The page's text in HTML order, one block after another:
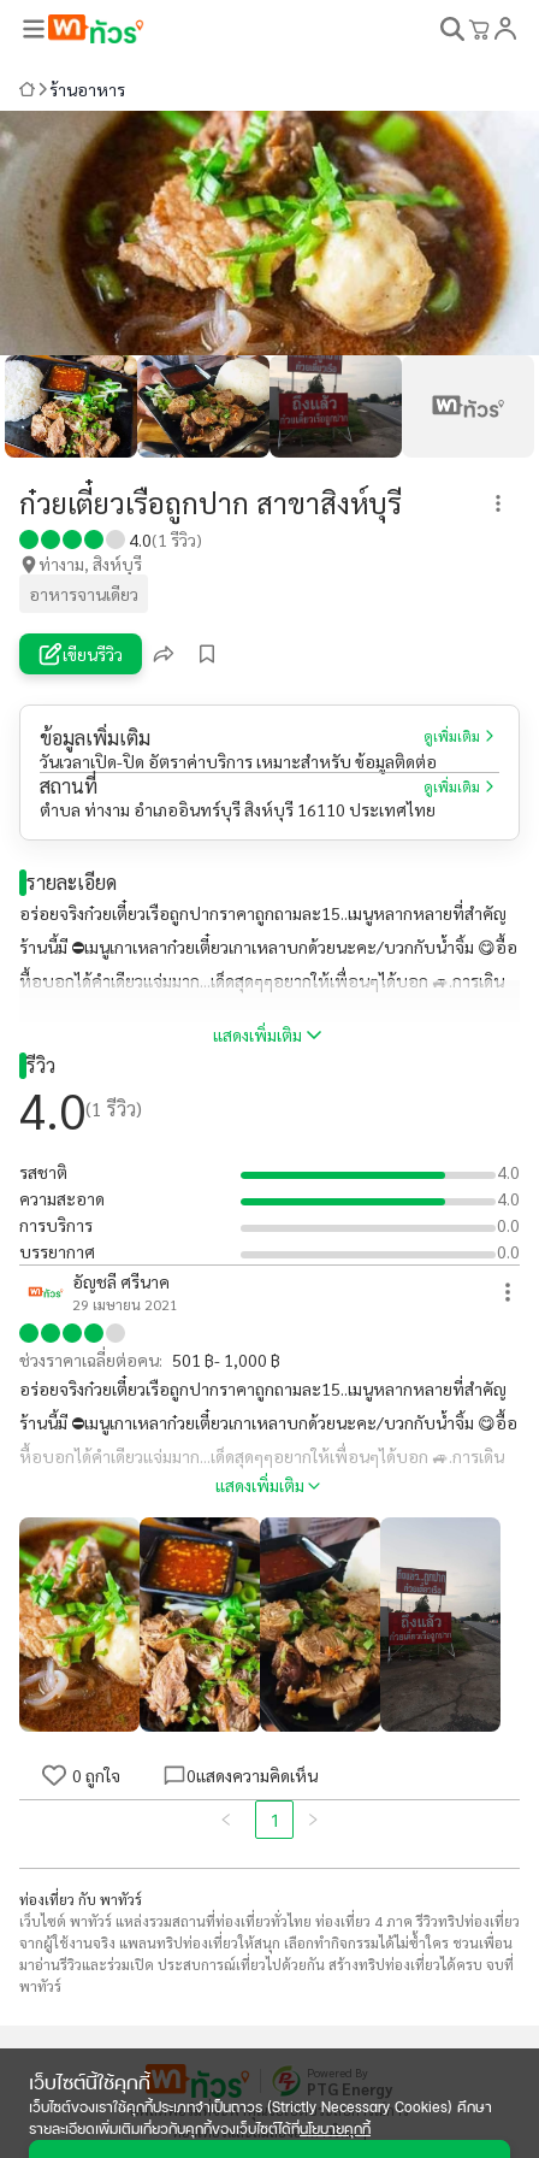
เว็บไซต์นี้ใช้คุกกี้
เว็บไซต์ของเราใช้คุกกี้ประเภทจำเป็นถาวร (Strictly Necessary Cookies) ศึกษา
รายละเอียดเพิ่มเติมเกี่ยวกับคุกกี้ของเว็บไซต์ได้ที่นโยบายคุกกี้
ร้านอาหาร
ก๋วยเตี๋ยวเรือถูกปาก สาขาสิงห์บุรี
4.0(1 รีวิว)
ท่างาม, สิงห์บุรี
อาหารจานเดียว
เขียนรีวิว
ข้อมูลเพิ่มเติม ดูเพิ่มเติม
วันเวลาเปิด-ปิด อัตราค่าบริการ เหมาะสำหรับ ข้อมูลติดต่อ
สถานที่ ดูเพิ่มเติม
ตำบล ท่างาม อำเภออินทร์บุรี สิงห์บุรี 16110 ประเทศไทย
รายละเอียด
อร่อยจริงก๋วยเตี๋ยวเรือถูกปากราคาถูกถามละ15..เมนูหลากหลายที่สำคัญ
ร้านนี้มี ⛔เมนูเกาเหลาก๋วยเตี๋ยวเกาเหลาบกด้วยนะคะ/บวกกับน้ำจิ้ม 😋อื้อ
หื้อบอกได้คำเดียวแจ่มมาก...เด็ดสุดๆๆอยากให้เพื่อนๆได้บอก 🚙.การเดิน
อินทร์บุรี800เมตร...เลยปั้มปตทสะอึก50เมตรจะเจอวัดกำแพงนั่นแหละจ้า
าสความอร่อยรออยู่🥣🥣🥣🥣🍵🍵
แสดงเพิ่มเติม
รีวิว
4.0(1 รีวิว)
รสชาติ
4.0
ความสะอาด
4.0
การบริการ
0.0
บรรยากาศ
0.0
อัญชลี ศรีนาค
29 เมษายน 2021
ช่วงราคาเฉลี่ยต่อคน: 501 ฿- 1,000 ฿
อร่อยจริงก๋วยเตี๋ยวเรือถูกปากราคาถูกถามละ15..เมนูหลากหลายที่สำคัญ
ร้านนี้มี ⛔เมนูเกาเหลาก๋วยเตี๋ยวเกาเหลาบกด้วยนะคะ/บวกกับน้ำจิ้ม 😋อื้อ
หื้อบอกได้คำเดียวแจ่มมาก...เด็ดสุดๆๆอยากให้เพื่อนๆได้บอก 🚙.การเดิน
ทางง่ายมากๆๆติดถนนสาย เอซียฝั่งเหนือห่างจากแยก
อินทร์บุรี800เมตร...เลยปั้มปตทสะอึก50เมตรจะเจอวัดกำแพงนั่นแหละจ้า
าสความอร่อยรออยู่🥣🥣🥣🥣🍵🍵
แสดงเพิ่มเติม
0 ถูกใจ 0แสดงความคิดเห็น
1
ท่องเที่ยว กับ พาทัวร์
เว็บไซต์ พาทัวร์ แหล่งรวมสถานที่ท่องเที่ยวทั่วไทย ท่องเที่ยว 4 ภาค รีวิวทริปท่องเที่ยว
จากผู้ใช้งานจริง แพลนทริปท่องเที่ยวให้สนุก เลือกทำกิจกรรมได้ไม่ซ้ำใคร ชวนเพื่อน
มาอ่านรีวิวและร่วมเปิด ประสบการณ์เที่ยวไปด้วยกัน สร้างทริปท่องเที่ยวได้ครบ จบที่
พาทัวร์
Powered By
PTG Energy
แพลตฟอร์มที่จะพาคุณไปเปิดประสบการณ์การ
ท่องเที่ยวและลิ้มลองอาหารใหม่ๆ